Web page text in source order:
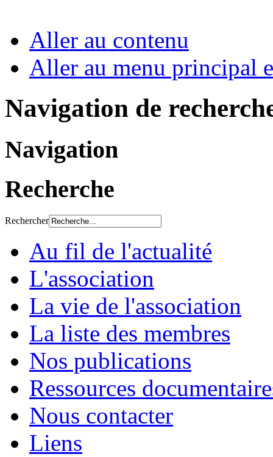
Aller au contenu
Aller au menu principal
Navigation de
Navigation
Recherche
Rechercher
Au fil de l'actualité
L'association
La vie de l'association
La liste des membres
Nos publications
Ressources
Nous contacter
Liens